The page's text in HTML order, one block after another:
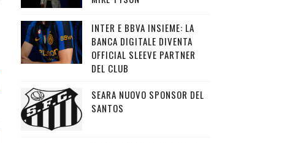
INTER E BBVA INSIEME: LA
BANCA DIGITALE DIVENTA
OFFICIAL SLEEVE PARTNER
DEL CLUB
SEARA NUOVO SPONSOR DEL
SANTOS